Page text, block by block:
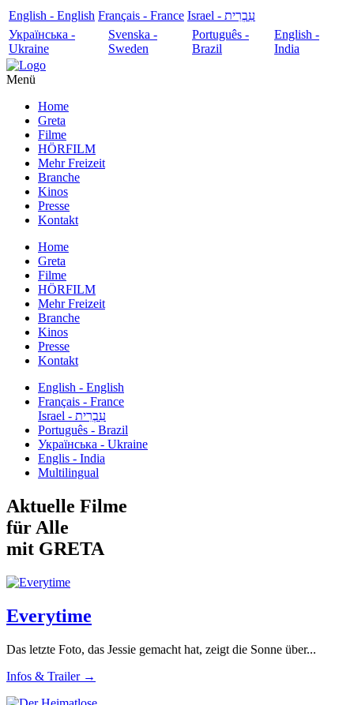
English - English Français - France
עִבְרִית - Israel
Українська -
Ukraine
Svenska -
Sweden
Português -
Brazil
English -
India
Menü
Home
Greta
Filme
HÖRFILM
Mehr Freizeit
Branche
Kinos
Presse
Kontakt
Home
Greta
Filme
HÖRFILM
Mehr Freizeit
Branche
Kinos
Presse
Kontakt
English - English
Français - France
עִבְרִית - Israel
Português - Brazil
Українська - Ukraine
Englis - India
Multilingual
Aktuelle Filme
für Alle
mit GRETA
Everytime
Das letzte Foto, das Jessie gemacht hat, zeigt die Sonne über...
Infos & Trailer →